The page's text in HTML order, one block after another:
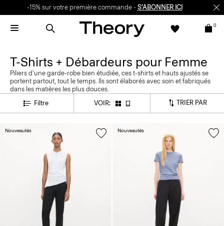
-15% sur votre première commande - S’ABONNER ICI
0
T-Shirts + Débardeurs pour Femme
Piliers d'une garde-robe bien étudiée, ces t-shirts et hauts ajustés se
portent partout, tout le temps. Ils sont élaborés avec soin et fabriqués
dans les matières les plus douces.
Filtre
VOIR: TRIER PAR
Nouveautés Nouveautés